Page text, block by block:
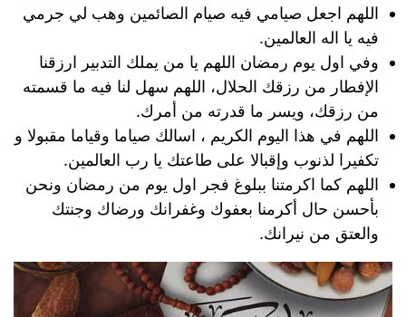
اللهم اجعل صيامي فيه صيام الصائمين وهب لي جرمي
فيه يا اله العالمين.
وفي اول يوم رمضان اللهم يا من يملك التدبير ارزقنا
الإفطار من رزقك الحلال، اللهم سهل لنا فيه ما قسمته
من رزقك، ويسر ما قدرته من أمرك.
اللهم في هذا اليوم الكريم ، اسالك صياما وقياما مقبولا و
تكفيرا لذنوب وإقبالا على طاعتك يا رب العالمين.
اللهم كما اكرمتنا ببلوغ فجر اول يوم من رمضان ونحن
بأحسن حال أكرمنا بعفوك وغفرانك ورضاك وجنتك
والعتق من نيرانك.